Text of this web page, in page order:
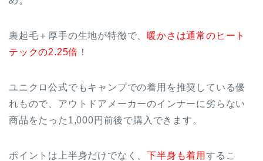
裏起毛＋厚手の生地が特徴で、 暖かさは通常のヒート
テックの2.25倍 ！
ユニクロ公式でもキャンプでの着用を推奨している優
れもので、アウトドアメーカーのインナーに劣らない
商品をたった1,000円前後で購入できます。
ポイントは上半身だけでなく、下半身も着用するこ